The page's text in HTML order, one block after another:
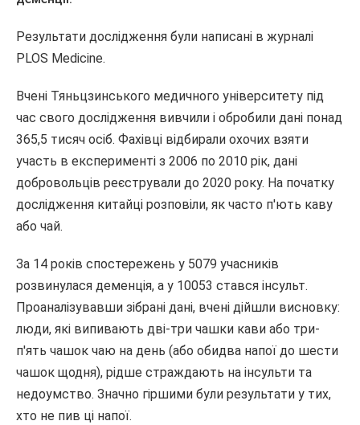
Результати дослідження були написані в журналі
PLOS Medicine.
Вчені Тяньцзинського медичного університету під
час свого дослідження вивчили і обробили дані понад
365,5 тисяч осіб. Фахівці відбирали охочих взяти
участь в експерименті з 2006 по 2010 рік, дані
добровольців реєстрували до 2020 року. На початку
дослідження китайці розповіли, як часто п'ють каву
або чай.
За 14 років спостережень у 5079 учасників
розвинулася деменція, а у 10053 стався інсульт.
Проаналізувавши зібрані дані, вчені дійшли висновку:
люди, які випивають дві-три чашки кави або три-
п'ять чашок чаю на день (або обидва напої до шести
чашок щодня), рідше страждають на інсульти та
недоумство. Значно гіршими були результати у тих,
хто не пив ці напої.